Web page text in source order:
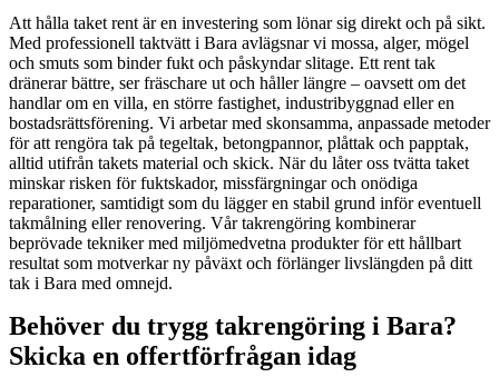
Att hålla taket rent är en investering som lönar sig direkt och på sikt.
Med professionell taktvätt i Bara avlägsnar vi mossa, alger, mögel
och smuts som binder fukt och påskyndar slitage. Ett rent tak
dränerar bättre, ser fräschare ut och håller längre – oavsett om det
handlar om en villa, en större fastighet, industribyggnad eller en
bostadsrättsförening. Vi arbetar med skonsamma, anpassade metoder
för att rengöra tak på tegeltak, betongpannor, plåttak och papptak,
alltid utifrån takets material och skick. När du låter oss tvätta taket
minskar risken för fuktskador, missfärgningar och onödiga
reparationer, samtidigt som du lägger en stabil grund inför eventuell
takmålning eller renovering. Vår takrengöring kombinerar
beprövade tekniker med miljömedvetna produkter för ett hållbart
resultat som motverkar ny påväxt och förlänger livslängden på ditt
tak i Bara med omnejd.
Behöver du trygg takrengöring i Bara?
Skicka en offertförfrågan idag